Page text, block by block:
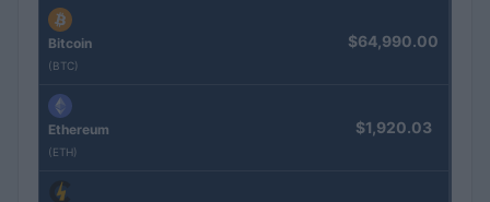
Bitcoin
(BTC)
$64,990.00
Ethereum
(ETH)
$1,920.03